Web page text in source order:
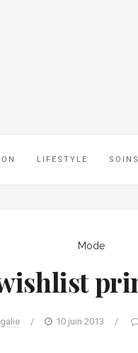
LIFESTYLE
Mode
/ 10 juin 2013 /